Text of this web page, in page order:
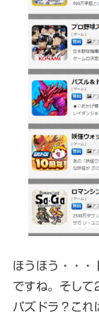
ほうほう・・
ですね。そして
パズドラ？これ